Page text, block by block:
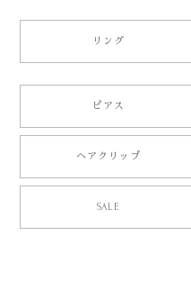
リング
ピアス
ヘアクリップ
SALE